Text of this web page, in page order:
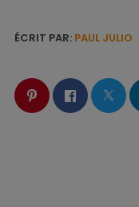
ÉCRIT PAR: PAUL JULIO